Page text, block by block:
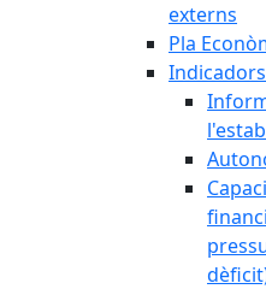
externs
Pla